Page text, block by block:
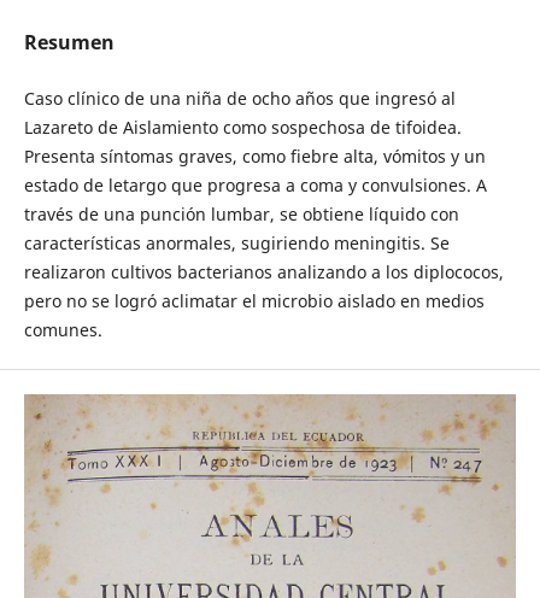
Resumen
Caso clínico de una niña de ocho años que ingresó al
Lazareto de Aislamiento como sospechosa de tifoidea.
Presenta síntomas graves, como fiebre alta, vómitos y un
estado de letargo que progresa a coma y convulsiones. A
través de una punción lumbar, se obtiene líquido con
características anormales, sugiriendo meningitis. Se
realizaron cultivos bacterianos analizando a los diplococos,
pero no se logró aclimatar el microbio aislado en medios
comunes.